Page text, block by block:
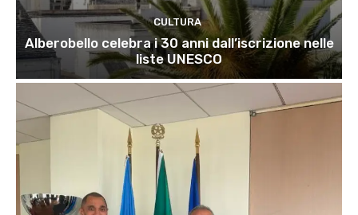
CULTURA
Alberobello celebra i 30 anni dall’iscrizione nelle
liste UNESCO